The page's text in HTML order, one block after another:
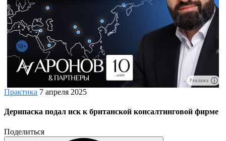
Реклама
Практика 7 апреля 2025
Дерипаска подал иск к британской консалтинговой фирме
Поделиться